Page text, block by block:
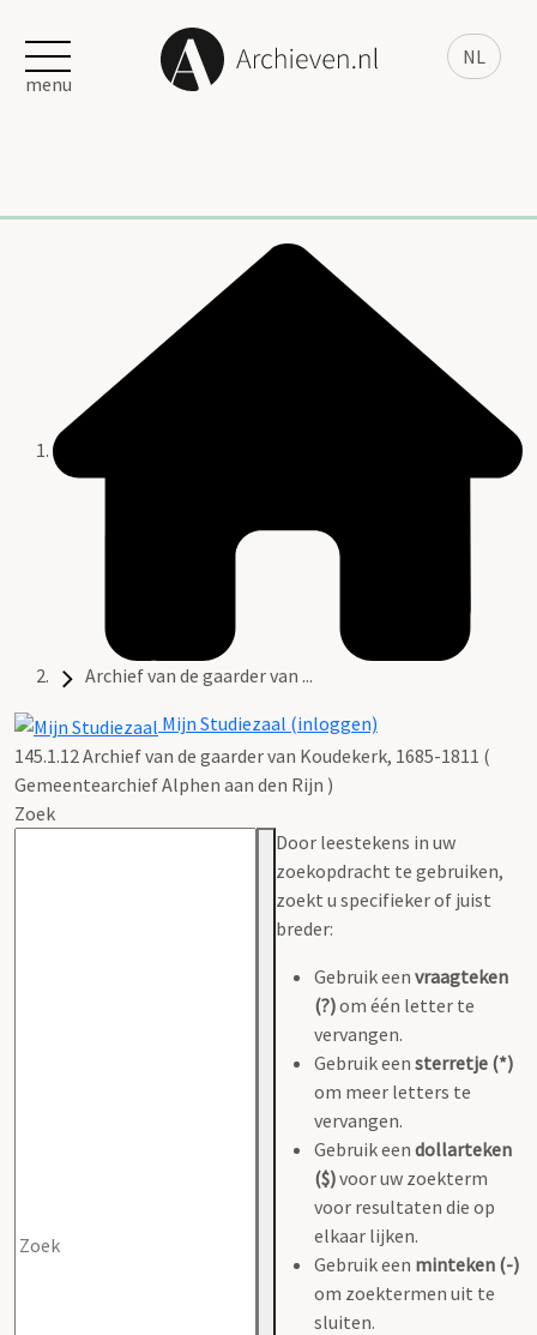
NL
menu
Archief van de gaarder van ...
Mijn Studiezaal (inloggen)
145.1.12 Archief van de gaarder van Koudekerk, 1685-1811 (
Gemeentearchief Alphen aan den Rijn )
Zoek
Door leestekens in uw
zoekopdracht te gebruiken,
zoekt u specifieker of juist
breder:
Gebruik een vraagteken
(?)om één letter te
vervangen.
Gebruik een sterretje (*)
om meer letters te
vervangen.
Gebruik een dollarteken
($)voor uw zoekterm
voor resultaten die op
elkaar lijken.
Gebruik een minteken (-)
om zoektermen uit te
sluiten.